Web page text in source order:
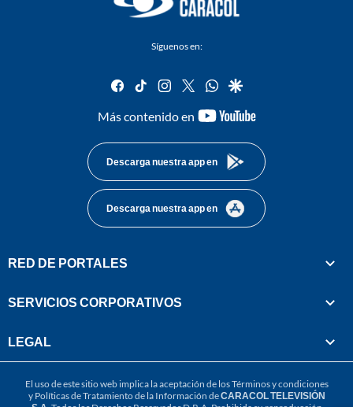
Síguenos en:
facebook
tiktok instagram
twitterwhatsapp
google
Más contenido en
youtube-
Descarga nuestra app en
Descarga nuestra app en
RED DE PORTALES
SERVICIOS CORPORATIVOS
LEGAL
El uso de este sitio web implica la aceptación de losTérminos y condiciones
y Políticas de Tratamiento de la Información deCARACOL TELEVISIÓN